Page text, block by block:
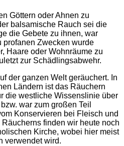
Göttern oder Ahnen zu
balsamische Rauch sei die
die Gebete zu ihnen, war
profanen Zwecken wurde
Haare oder Wohnräume zu
zur Schädlingsabwehr.
der ganzen Welt geräuchert. In
Ländern ist das Räuchern
die westliche Wissenslinie über
war zum großen Teil
Konservieren bei Fleisch und
finden wir heute noch
Kirche, wobei hier meist
verwendet wird.